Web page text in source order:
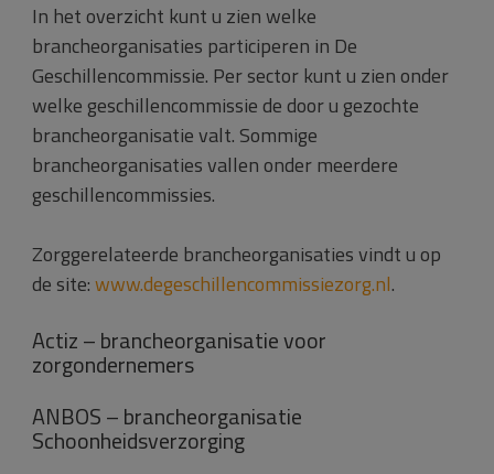
In het overzicht kunt u zien welke
brancheorganisaties participeren in De
Geschillencommissie. Per sector kunt u zien onder
welke geschillencommissie de door u gezochte
brancheorganisatie valt. Sommige
brancheorganisaties vallen onder meerdere
geschillencommissies.
Zorggerelateerde brancheorganisaties vindt u op
de site:www.degeschillencommissiezorg.nl.
Actiz – brancheorganisatie voor
zorgondernemers
ANBOS – brancheorganisatie
Schoonheidsverzorging